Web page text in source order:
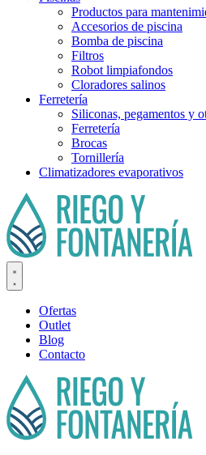
Productos para
Accesorios de piscina
Bomba de piscina
Filtros
Robot limpiafondos
Cloradores salinos
Ferretería
Siliconas, pegamentos y
Ferretería
Brocas
Tornillería
Climatizadores evaporativos
Ofertas
Outlet
Blog
Contacto